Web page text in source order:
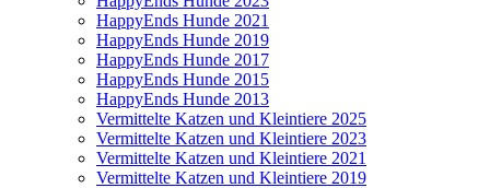
HappyEnds Hunde 2021
HappyEnds Hunde 2019
HappyEnds Hunde 2017
HappyEnds Hunde 2015
HappyEnds Hunde 2013
Vermittelte Katzen und Kleintiere 2025
Vermittelte Katzen und Kleintiere 2023
Vermittelte Katzen und Kleintiere 2021
Vermittelte Katzen und Kleintiere 2019